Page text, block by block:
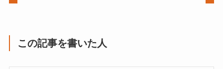
この記事を書いた人